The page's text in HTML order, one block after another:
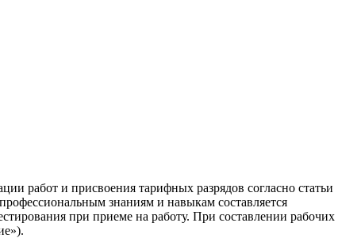
работ и присвоения тарифных разрядов согласно статьи
знаниям и навыкам составляется
при приеме на работу. При составлении рабочих